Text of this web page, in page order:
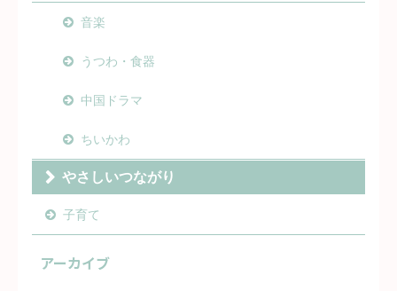
音楽
うつわ・食器
中国ドラマ
ちいかわ
やさしいつながり
子育て
アーカイブ